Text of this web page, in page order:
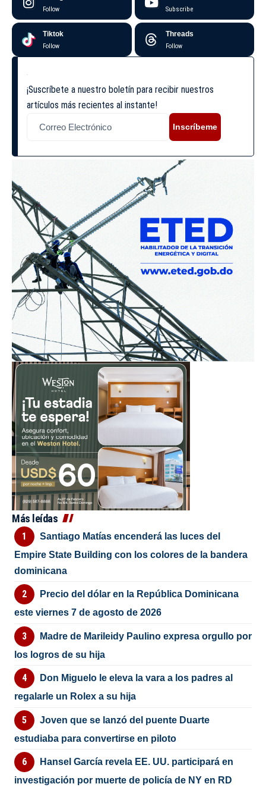
Follow Subscribe
Tiktok
Follow
Threads
Follow
¡Suscríbete a nuestro boletín para recibir nuestros
artículos más recientes al instante!
Inscríbeme
Más leídas
Santiago Matías encenderá las luces del
Empire State Building con los colores de la bandera
dominicana
Precio del dólar en la República Dominicana
este viernes 7 de agosto de 2026
Madre de Marileidy Paulino expresa orgullo por
los logros de su hija
Don Miguelo le eleva la vara a los padres al
regalarle un Rolex a su hija
Joven que se lanzó del puente Duarte
estudiaba para convertirse en piloto
Hansel García revela EE. UU. participará en
investigación por muerte de policía de NY en RD